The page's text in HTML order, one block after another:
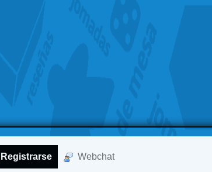
Registrarse Webchat